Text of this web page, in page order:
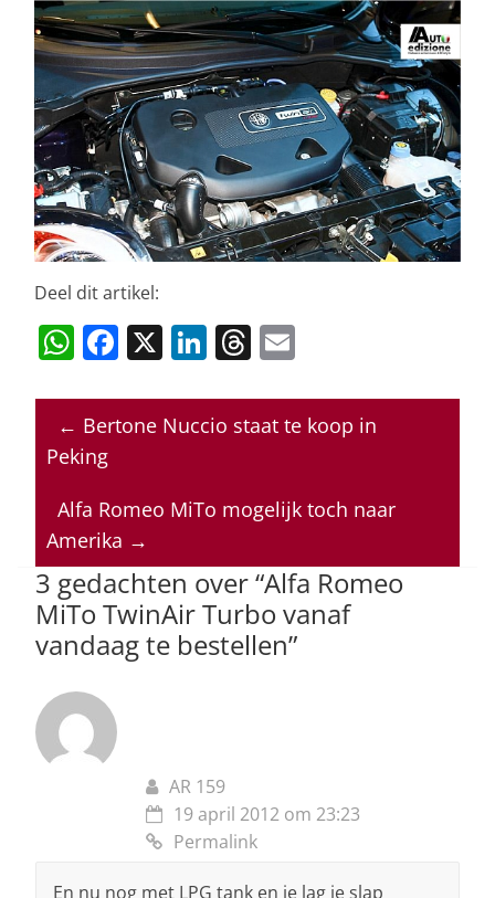
Deel dit artikel:
W
at
s
p
p
F
c
e
o
o
k
X Li
k
e
n
T
re
a
s
ai
l
← Bertone Nuccio staat te koop in
Peking
Alfa Romeo MiTo mogelijk toch naar
Amerika →
3 gedachten over “Alfa Romeo
MiTo TwinAir Turbo vanaf
vandaag te bestellen”
AR 159
19 april 2012 om 23:23
Permalink
En nu nog met LPG tank en je lag je slap